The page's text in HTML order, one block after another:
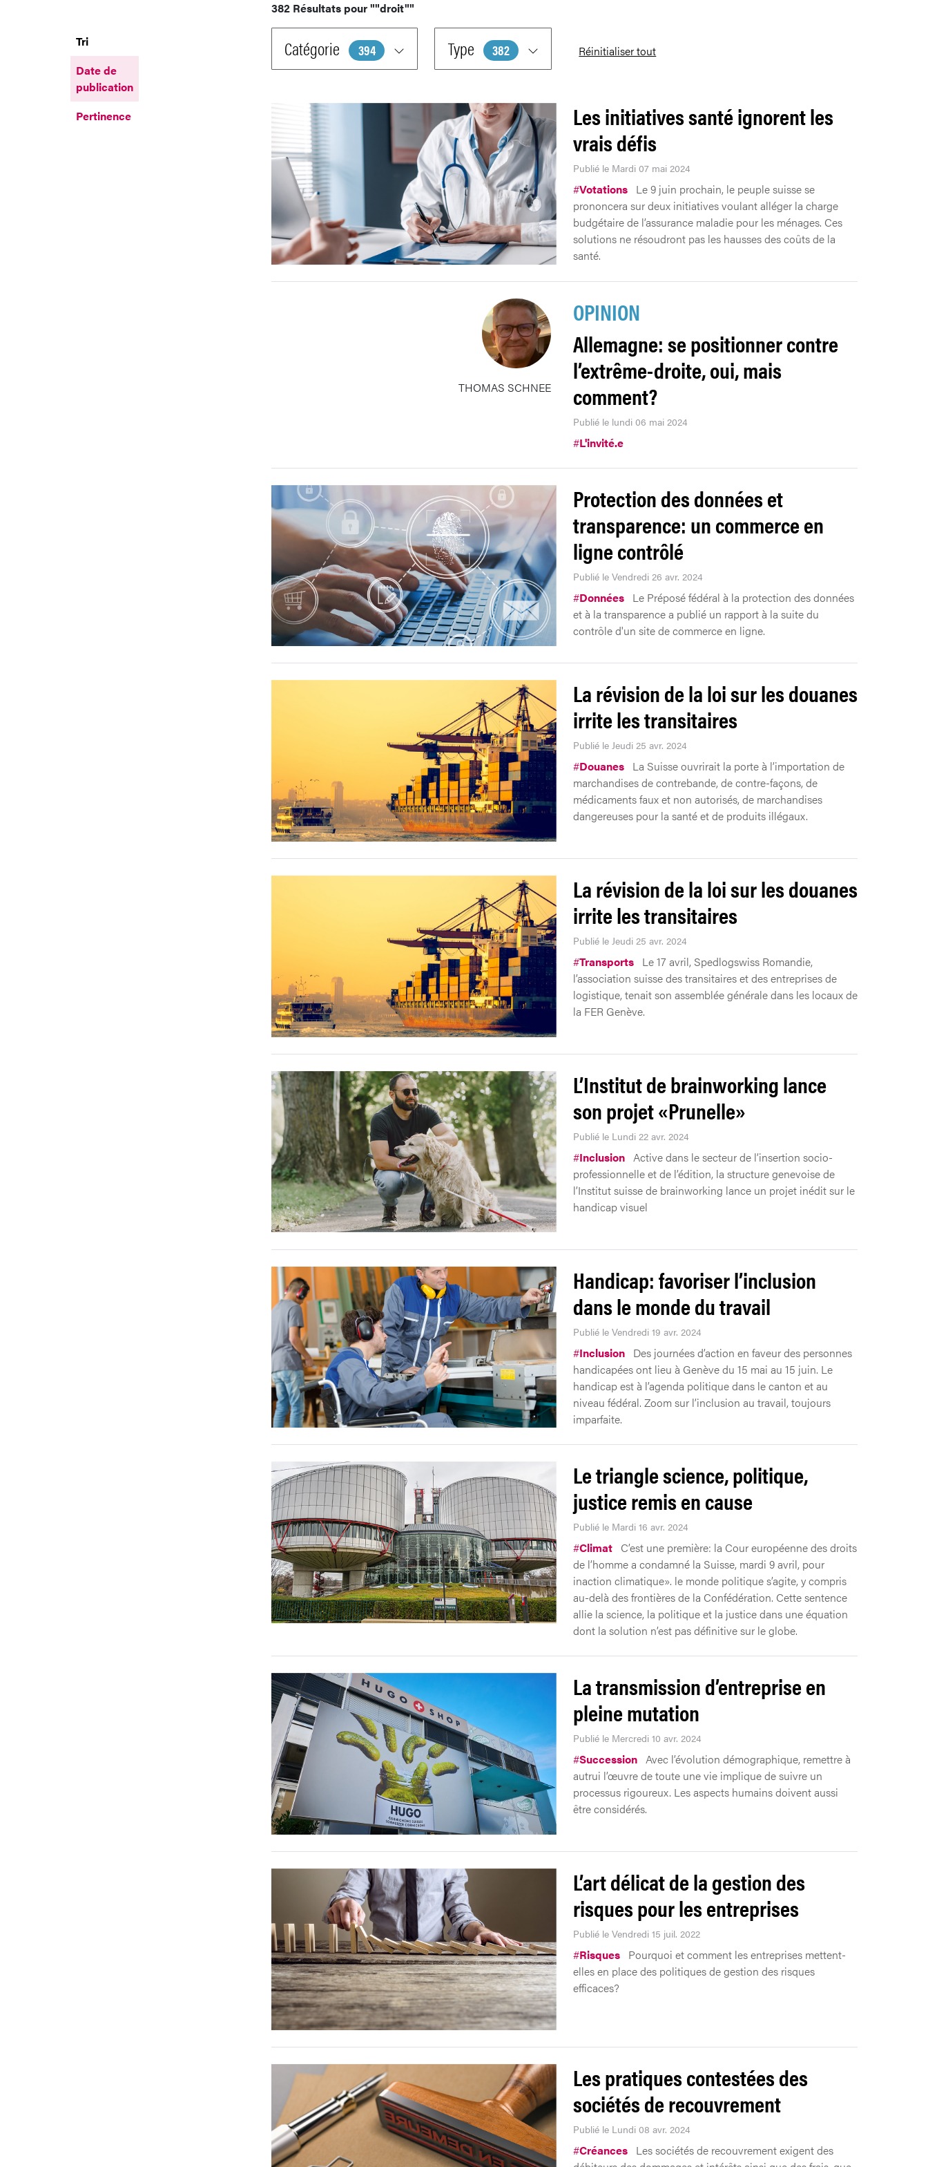
382 Résultats pour""droit""
Tri
Date de
publication
Pertinence
Catégorie 394 Type 382 Réinitialiser tout
Les initiatives santé ignorent les
vrais défis
Publié le Mardi 07 mai 2024
#Votations Le 9 juin prochain, le peuple suisse se
prononcera sur deux initiatives voulant alléger la charge
budgétaire de l’assurance maladie pour les ménages. Ces
solutions ne résoudront pas les hausses des coûts de la
santé.
THOMAS SCHNEE
OPINION
Allemagne: se positionner contre
l’extrême-droite, oui, mais
comment?
Publié le lundi 06 mai 2024
#L'invité.e
Protection des données et
transparence: un commerce en
ligne contrôlé
Publié le Vendredi 26 avr. 2024
#Données Le Préposé fédéral à la protection des données
et à la transparence a publié un rapport à la suite du
contrôle d'un site de commerce en ligne.
La révision de la loi sur les douanes
irrite les transitaires
Publié le Jeudi 25 avr. 2024
#Douanes La Suisse ouvrirait la porte à l’importation de
marchandises de contrebande, de contre-façons, de
médicaments faux et non autorisés, de marchandises
dangereuses pour la santé et de produits illégaux.
La révision de la loi sur les douanes
irrite les transitaires
Publié le Jeudi 25 avr. 2024
#Transports Le 17 avril, Spedlogswiss Romandie,
l’association suisse des transitaires et des entreprises de
logistique, tenait son assemblée générale dans les locaux de
la FER Genève.
L’Institut de brainworking lance
son projet «Prunelle»
Publié le Lundi 22 avr. 2024
#Inclusion Active dans le secteur de l’insertion socio-
professionnelle et de l’édition, la structure genevoise de
l’Institut suisse de brainworking lance un projet inédit sur le
handicap visuel
Handicap: favoriser l’inclusion
dans le monde du travail
Publié le Vendredi 19 avr. 2024
#Inclusion Des journées d’action en faveur des personnes
handicapées ont lieu à Genève du 15 mai au 15 juin. Le
handicap est à l’agenda politique dans le canton et au
niveau fédéral. Zoom sur l’inclusion au travail, toujours
imparfaite.
Le triangle science, politique,
justice remis en cause
Publié le Mardi 16 avr. 2024
#Climat C’est une première: la Cour européenne des droits
de l’homme a condamné la Suisse, mardi 9 avril, pour
inaction climatique». le monde politique s’agite, y compris
au-delà des frontières de la Confédération. Cette sentence
allie la science, la politique et la justice dans une équation
dont la solution n’est pas définitive sur le globe.
La transmission d’entreprise en
pleine mutation
Publié le Mercredi 10 avr. 2024
#Succession Avec l’évolution démographique, remettre à
autrui l’œuvre de toute une vie implique de suivre un
processus rigoureux. Les aspects humains doivent aussi
être considérés.
L’art délicat de la gestion des
risques pour les entreprises
Publié le Vendredi 15 juil. 2022
#Risques Pourquoi et comment les entreprises mettent-
elles en place des politiques de gestion des risques
efficaces?
Les pratiques contestées des
sociétés de recouvrement
Publié le Lundi 08 avr. 2024
#Créances Les sociétés de recouvrement exigent des